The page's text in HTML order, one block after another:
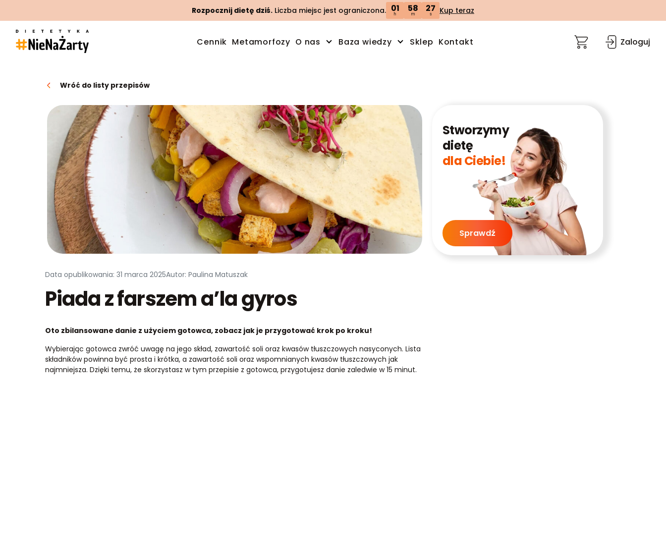
Rozpocznij dietę dziś. Liczba miejsc jest ograniczona. 01
h
58
m
26
s Kup teraz
Cennik Metamorfozy O nas Baza wiedzy Sklep Kontakt Zaloguj
Wróć do listy przepisów
Data opublikowania: 31 marca 2025Autor: Paulina Matuszak
Piada z farszem a’la gyros
Oto zbilansowane danie z użyciem gotowca, zobacz jak je przygotować krok po kroku!
Wybierając gotowca zwróć uwagę na jego skład, zawartość soli oraz kwasów tłuszczowych nasyconych. Lista
składników powinna być prosta i krótka, a zawartość soli oraz wspomnianych kwasów tłuszczowych jak
najmniejsza. Dzięki temu, że skorzystasz w tym przepisie z gotowca, przygotujesz danie zaledwie w 15 minut.
Stworzymy
dietę
dla Ciebie!
Sprawdź